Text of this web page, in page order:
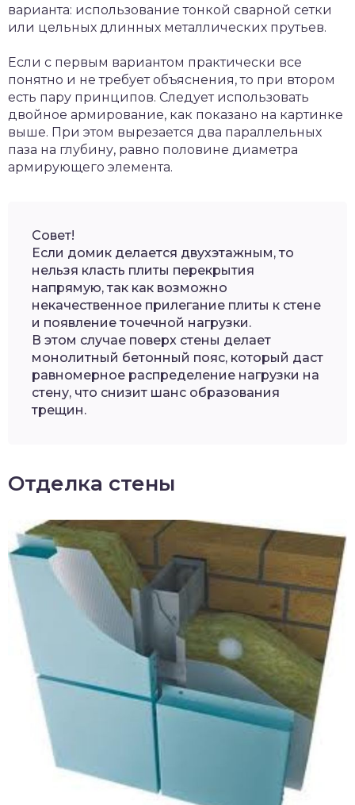
варианта: использование тонкой сварной сетки
или цельных длинных металлических прутьев.
Если с первым вариантом практически все
понятно и не требует объяснения, то при втором
есть пару принципов. Следует использовать
двойное армирование, как показано на картинке
выше. При этом вырезается два параллельных
паза на глубину, равно половине диаметра
армирующего элемента.
Совет!
Если домик делается двухэтажным, то
нельзя класть плиты перекрытия
напрямую, так как возможно
некачественное прилегание плиты к стене
и появление точечной нагрузки.
В этом случае поверх стены делает
монолитный бетонный пояс, который даст
равномерное распределение нагрузки на
стену, что снизит шанс образования
трещин.
Отделка стены